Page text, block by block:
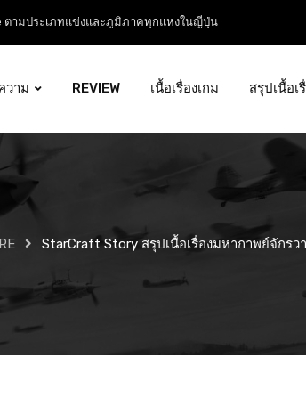
ากปิง! Tuning Guide ตั้งแต่เริ่มจนถึงเมต้าระดับโปร
วาม REVIEW เนื้อเรื่องเกม สรุปเนื้อเ
StarCraft Story สรุปเนื้อเรื่องมหากาพย์จักรว